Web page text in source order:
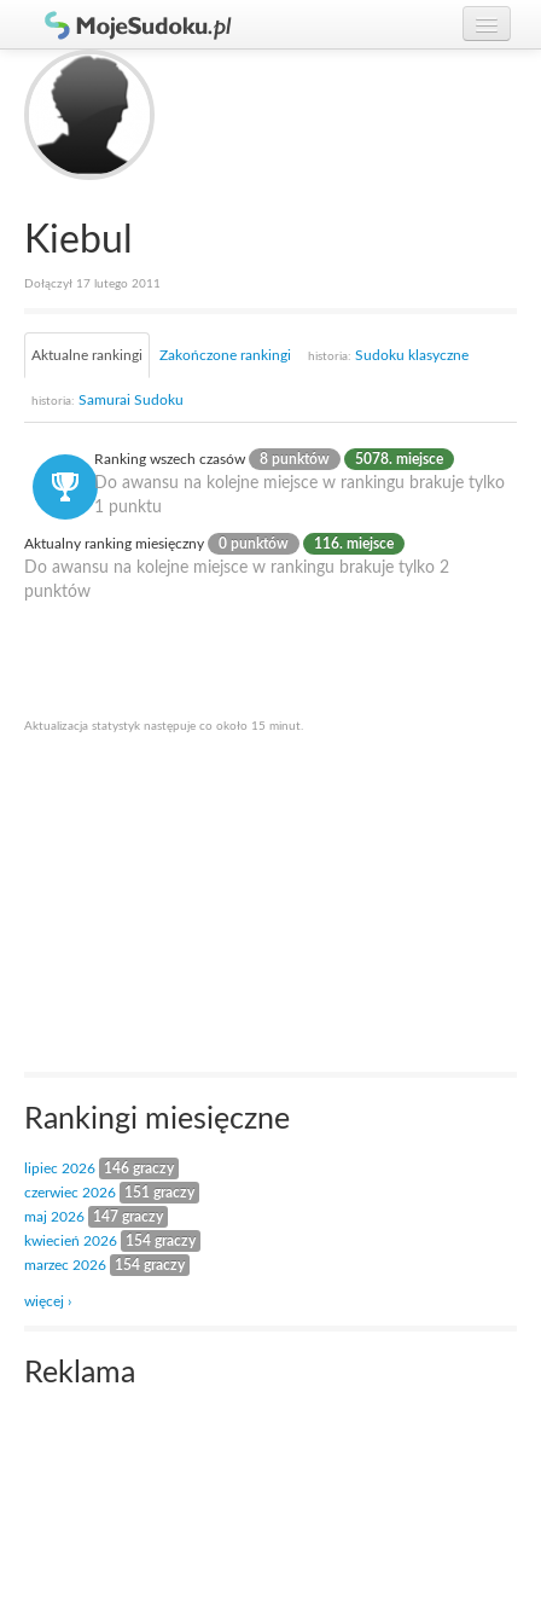
Graj w Sudoku!
Zasady Sudoku
Rankingi
Gracze
Kiebul
Dołączył 17 lutego 2011
Aktualne rankingi Zakończone rankingi historia: Sudoku klasyczne
historia: Samurai Sudoku
Ranking wszech czasów 8 punktów 5078. miejsce
Do awansu na kolejne miejsce w rankingu brakuje tylko
1 punktu
Aktualny ranking miesięczny 0 punktów 116. miejsce
Do awansu na kolejne miejsce w rankingu brakuje tylko 2
punktów
Aktualizacja statystyk następuje co około 15 minut.
Rankingi miesięczne
lipiec 2026
146 graczy
czerwiec 2026
151 graczy
maj 2026
147 graczy
kwiecień 2026
154 graczy
marzec 2026
154 graczy
więcej ›
Reklama